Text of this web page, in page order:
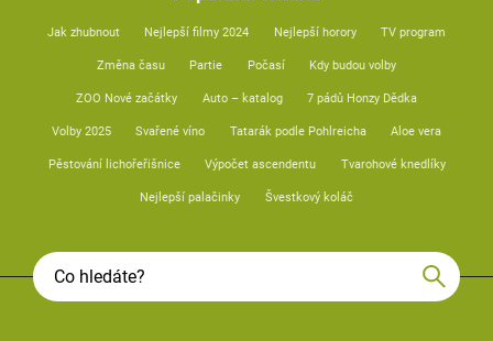
Jak zhubnout Nejlepší filmy 2024 Nejlepší horory TV program
Změna času Partie Počasí Kdy budou volby
ZOO Nové začátky Auto – katalog 7 pádů Honzy Dědka
Volby 2025 Svařené víno Tatarák podle Pohlreicha Aloe vera
Pěstování lichořeřišnice Výpočet ascendentu Tvarohové knedlíky
Nejlepší palačinky Švestkový koláč